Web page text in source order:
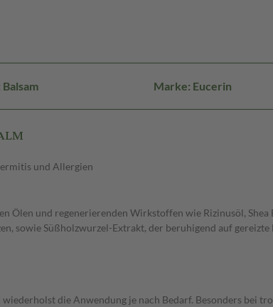
Marke: Eucerin
und Allergien
Ölen und regenerierenden Wirkstoffen wie Rizinusöl,
sowie Süßholzwurzel-Extrakt, der beruhigend auf
die Anwendung je nach Bedarf. Besonders bei